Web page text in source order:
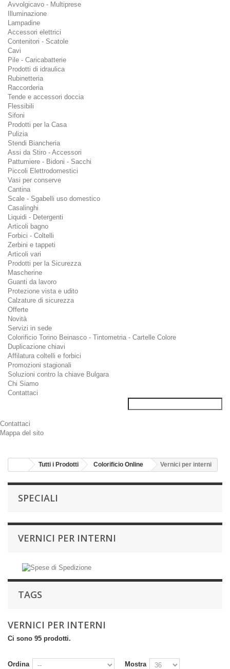
Avvolgicavo - Multiprese
Illuminazione
Lampadine
Accessori elettrici
Contenitori - Scatole
Cavi
Pile - Caricabatterie
Prodotti di idraulica
Rubinetteria
Raccorderia
Tende e accessori doccia
Flessibili
Sifoni
Prodotti per la Casa
Pulizia
Stendi Biancheria
Assi da Stiro - Accessori
Pattumiere - Bidoni - Sacchi
Piccoli Elettrodomestici
Vasi per conserve
Cantina
Scale - Sgabelli uso domestico
Casalinghi
Liquidi - Detergenti
Articoli bagno
Forbici - Coltelli
Zerbini e tappeti
Articoli vari
Prodotti per la Sicurezza
Mascherine
Guanti da lavoro
Protezione vista e udito
Calzature di sicurezza
Offerte
Novità
Servizi in sede
Colorificio Torino Beinasco - Tintometria - Cartelle Colore
Duplicazione chiavi
Affilatura coltelli e forbici
Promozioni stagionali
Soluzioni contro la chiave Bulgara
Chi Siamo
Contattaci
Contattaci
Mappa del sito
Tutti i Prodotti Colorificio Online Vernici per interni
SPECIALI
VERNICI PER INTERNI
TAGS
VERNICI PER INTERNI
Ci sono 95 prodotti.
Ordina
Mostra